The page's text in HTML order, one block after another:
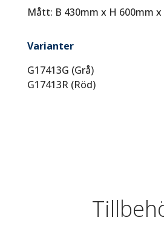
Mått: B 430mm x H 600mm x
Varianter
G17413G (Grå)
G17413R (Röd)